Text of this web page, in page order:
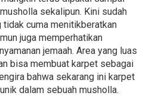
sekalipun. Kini sudah
cuma menitikberatkan
juga memperhatikan
jemaah. Area yang luas
bisa membuat karpet sebagai
bahwa sekarang ini karpet
dalam sebuah musholla.